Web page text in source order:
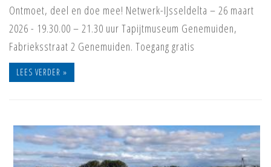
Ontmoet, deel en doe mee! Netwerk-IJsseldelta – 26 maart
2026 - 19.30.00 – 21.30 uur Tapijtmuseum Genemuiden,
Fabrieksstraat 2 Genemuiden. Toegang gratis
LEES VERDER »